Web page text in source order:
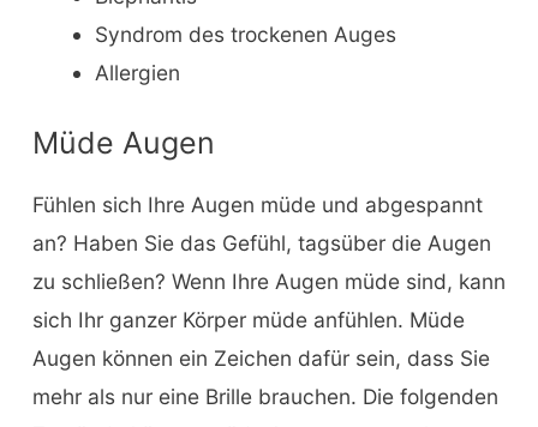
Syndrom des trockenen Auges
Allergien
Müde Augen
Fühlen sich Ihre Augen müde und abgespannt
an? Haben Sie das Gefühl, tagsüber die Augen
zu schließen? Wenn Ihre Augen müde sind, kann
sich Ihr ganzer Körper müde anfühlen. Müde
Augen können ein Zeichen dafür sein, dass Sie
mehr als nur eine Brille brauchen. Die folgenden